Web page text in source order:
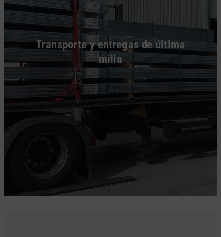
Transporte y entregas de última
milla